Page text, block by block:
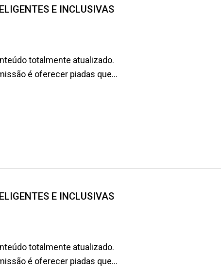
E INCLUSIVAS
totalmente atualizado.
é oferecer piadas que...
E INCLUSIVAS
totalmente atualizado.
é oferecer piadas que...